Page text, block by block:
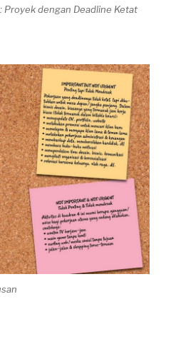
Proyek dengan Deadline Ketat